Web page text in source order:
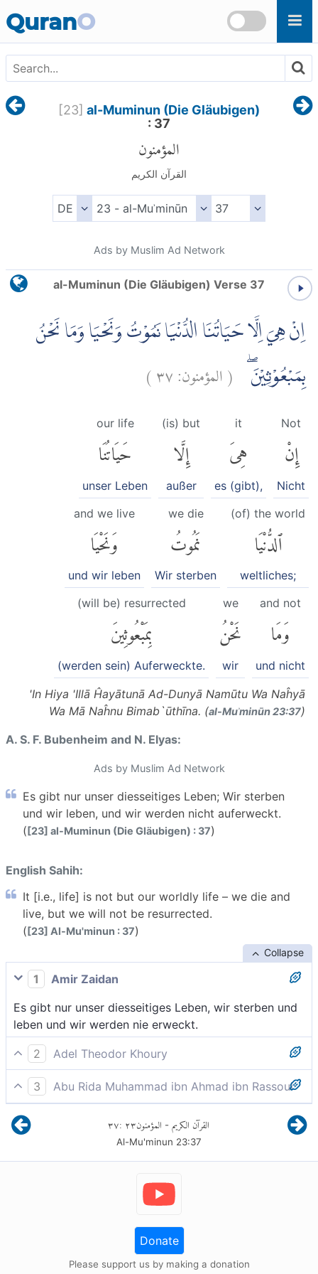
QuranO
[23] al-Muminun (Die Gläubigen)
: 37
المؤمنون
القرآن الكريم
Ads by Muslim Ad Network
al-Muminun (Die Gläubigen) Verse 37
اِنْ هِيَ اِلَّا حَيَاتُنَا الدُّنْيَا نَمُوْتُ وَنَحْيَا وَمَا نَحْنُ
بِمَبْعُوْثِيْنَ ۖ (المؤمنون:٣٧)
Not
إِنْ
Nicht
it
هِىَ
es (gibt),
(is) but
إِلَّا
außer
our life
حَيَاتُنَا
unser Leben
(of) the world
ٱلدُّنْيَا
weltliches;
we die
نَمُوتُ
Wir sterben
and we live
وَنَحْيَا
und wir leben
and not
وَمَا
und nicht
we
نَحْنُ
wir
(will be) resurrected
بِمَبْعُوثِينَ
(werden sein) Auferweckte.
'In Hiya 'Illā Ĥayātunā Ad-Dunyā Namūtu Wa Naĥyā
Wa Mā Naĥnu Bimab`ūthīna. (al-Muʾminūn 23:37)
A. S. F. Bubenheim and N. Elyas:
Ads by Muslim Ad Network
Es gibt nur unser diesseitiges Leben; Wir sterben
und wir leben, und wir werden nicht auferweckt.
([23] al-Muminun (Die Gläubigen) : 37)
English Sahih:
It [i.e., life] is not but our worldly life – we die and
live, but we will not be resurrected.
([23] Al-Mu'minun : 37)
Collapse
1
Amir Zaidan
Es gibt nur unser diesseitiges Leben, wir sterben und
leben und wir werden nie erweckt.
2
Adel Theodor Khoury
Es gibt nur unser diesseitiges Leben; Wir sterben, und
wir leben (hier), und wir werden nicht auferweckt.
3
Abu Rida Muhammad ibn Ahmad ibn Rassoul
Es gibt kein anderes Leben als unser Leben auf der
Erde; wir sterben und wir leben, doch wir werden
nicht wieder erweckt werden.
القرآن الكريم - المؤمنون٢٣:٣٧
Al-Mu'minun 23:37
Donate
Please support us by making a donation